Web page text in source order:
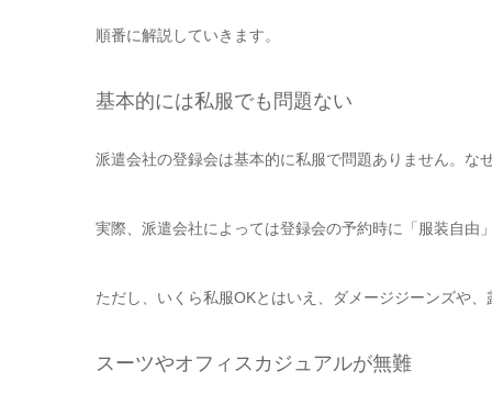
順番に解説していきます。
基本的には私服でも問題ない
派遣会社の登録会は基本的に私服で問題ありません。な
実際、派遣会社によっては登録会の予約時に「服装自由
ただし、いくら私服OKとはいえ、ダメージジーンズや
スーツやオフィスカジュアルが無難